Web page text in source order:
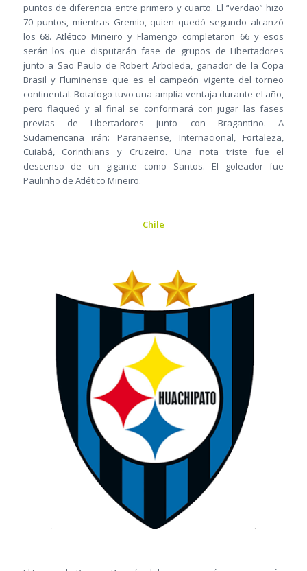
puntos de diferencia entre primero y cuarto. El “verdão” hizo
70 puntos, mientras Gremio, quien quedó segundo alcanzó
los 68. Atlético Mineiro y Flamengo completaron 66 y esos
serán los que disputarán fase de grupos de Libertadores
junto a Sao Paulo de Robert Arboleda, ganador de la Copa
Brasil y Fluminense que es el campeón vigente del torneo
continental. Botafogo tuvo una amplia ventaja durante el año,
pero flaqueó y al final se conformará con jugar las fases
previas de Libertadores junto con Bragantino. A
Sudamericana irán: Paranaense, Internacional, Fortaleza,
Cuiabá, Corinthians y Cruzeiro. Una nota triste fue el
descenso de un gigante como Santos. El goleador fue
Paulinho de Atlético Mineiro.
Chile